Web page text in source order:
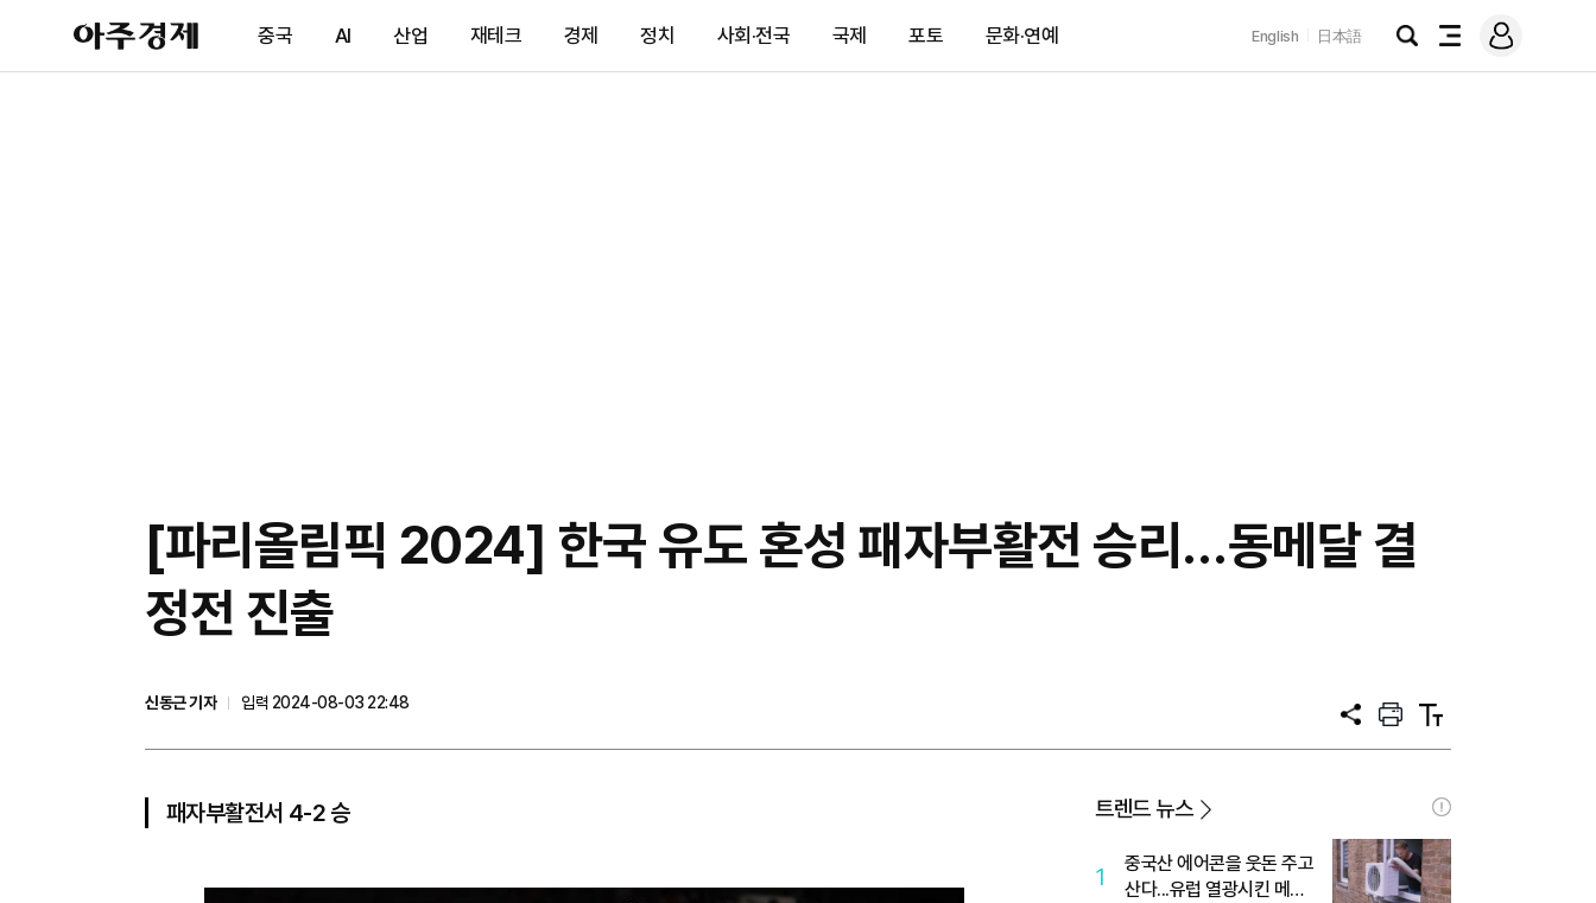
아
주
제
중국 AI 산업 재테크 경제 정치 사회·전국 국제 포토 문화·연예 English 日本語
검
전
메
그
[파리올림픽 2024] 한국 유도 혼성 패자부활전 승리…동메달 결
정전 진출
신동근 기자
입력 2024-08-03 22:48
공
프
트
텍
트
패자부활전서 4-2 승 트렌드 뉴스
1
중국산 에어콘을 웃돈 주고
산다...유럽 열광시킨 메이